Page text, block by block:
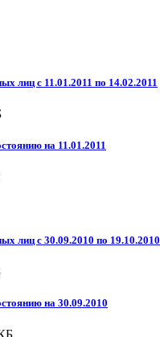
лиц с 11.01.2011 по 14.02.2011
на 11.01.2011
лиц с 30.09.2010 по 19.10.2010
на 30.09.2010